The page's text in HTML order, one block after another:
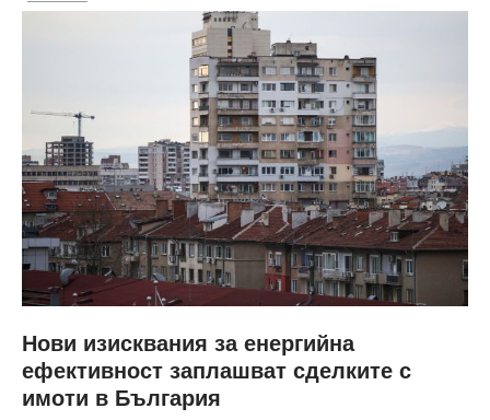
Нови изисквания за енергийна
ефективност заплашват сделките с
имоти в България